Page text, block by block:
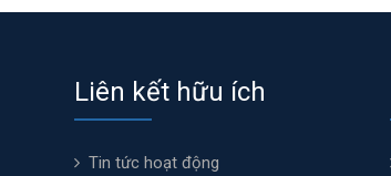
Liên kết hữu ích
Tin tức hoạt động